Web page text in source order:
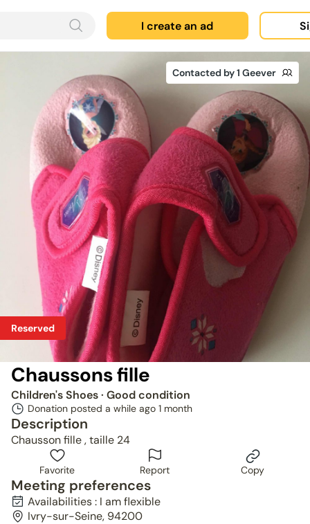
I create an ad
Contacted by 1 Geever
Reserved
Chaussons fille
Children's Shoes· Good condition
Donation posted a while ago 1 month
Description
Chausson fille , taille 24
Favorite Report Copy
Meeting preferences
Availabilities : I am flexible
Ivry-sur-Seine, 94200